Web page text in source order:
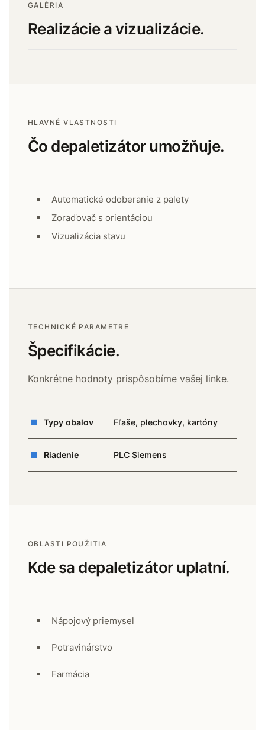
GALÉRIA
Realizácie a vizualizácie.
01
HLAVNÉ VLASTNOSTI
Čo depaletizátor umožňuje.
Automatické odoberanie z palety
Zoraďovač s orientáciou
Vizualizácia stavu
TECHNICKÉ PARAMETRE
Špecifikácie.
Konkrétne hodnoty prispôsobíme vašej linke.
■ Typy obalov Fľaše, plechovky, kartóny
■ Riadenie PLC Siemens
OBLASTI POUŽITIA
Kde sa depaletizátor uplatní.
Nápojový priemysel
Potravinárstvo
Farmácia